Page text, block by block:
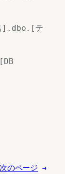
].dbo.[テ
次のページ →